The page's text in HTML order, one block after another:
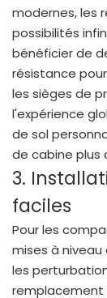
modernes, les
possibilités
bénéficier de
résistance
les sièges de
l'expérience
de sol
de cabine
3.
faciles
Pour les
mises à
les
remplacement